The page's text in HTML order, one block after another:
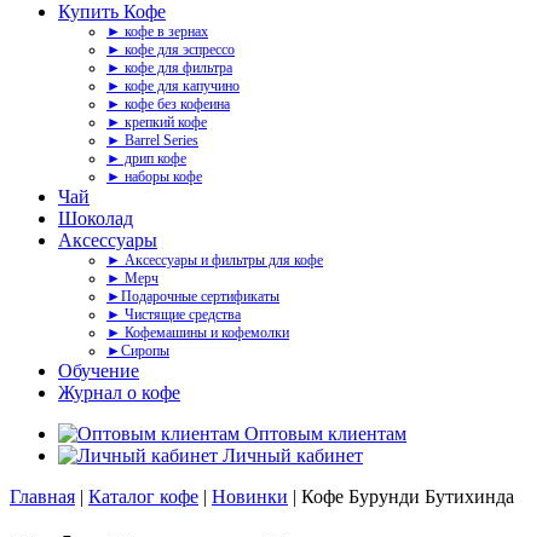
Купить Кофе
► кофе в зернах
► кофе для эспрессо
► кофе для фильтра
► кофе для капучино
► кофе без кофеина
► крепкий кофе
► Barrel Series
► дрип кофе
► наборы кофе
Чай
Шоколад
Аксессуары
► Аксессуары и фильтры для кофе
► Мерч
►Подарочные сертификаты
► Чистящие средства
► Кофемашины и кофемолки
►Сиропы
Обучение
Журнал о кофе
Оптовым клиентам
Личный кабинет
Главная | Каталог кофе | Новинки | Кофе Бурунди Бутихинда